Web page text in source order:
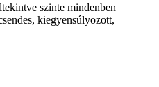
szinte mindenben
kiegyensúlyozott,